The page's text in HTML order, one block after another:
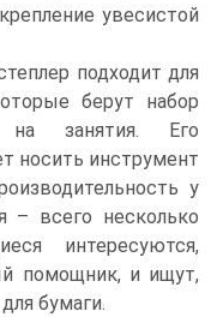
увесистой
подходит для
берут набор
на занятия. Его
носить инструмент
у
– всего несколько
интересуются,
помощник, и ищут,
бумаги.